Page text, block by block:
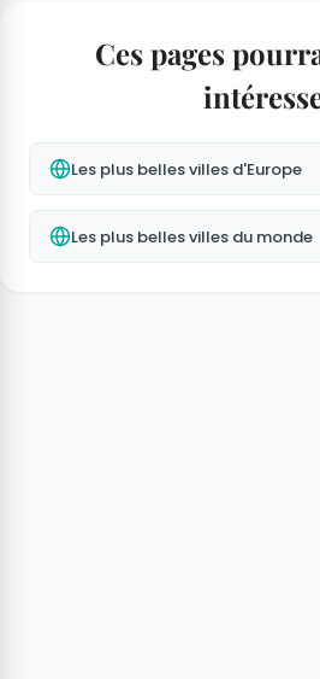
Ces pages
Les plus belles villes d'Europe
Les plus belles villes du monde